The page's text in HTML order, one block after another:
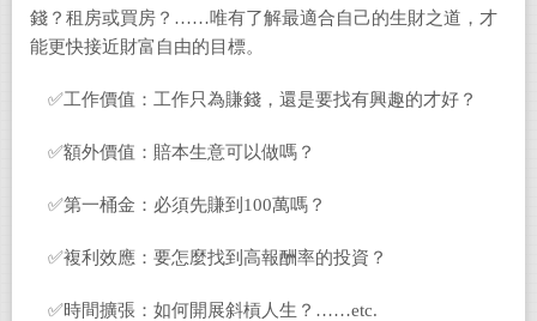
錢？租房或買房？……唯有了解最適合自己的生財之道，才
能更快接近財富自由的目標。
✅工作價值：工作只為賺錢，還是要找有興趣的才好？
✅額外價值：賠本生意可以做嗎？
✅第一桶金：必須先賺到100萬嗎？
✅複利效應：要怎麼找到高報酬率的投資？
✅時間擴張：如何開展斜槓人生？……etc.